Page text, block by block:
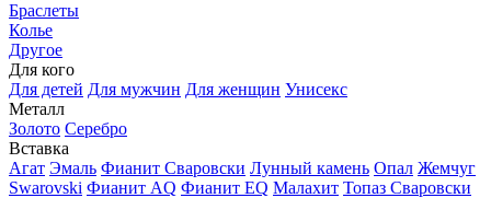
Браслеты
Колье
Другое
Для кого
Для детей Для мужчин Для женщин Унисекс
Металл
Золото Серебро
Вставка
Агат Эмаль Фианит Сваровски Лунный камень Опал Жемчуг
Swarovski Фианит AQ Фианит EQ Малахит Топаз Сваровски